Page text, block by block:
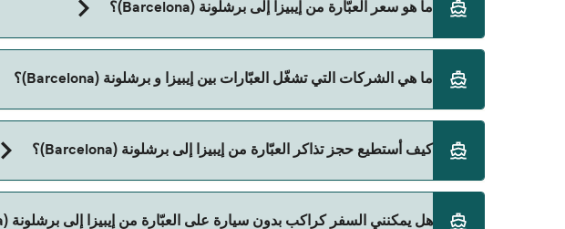
باستخدام Direct Ferries Deal Finder.
ما هو سعر العبّارة من إيبيزا إلى برشلونة (Barcelona)؟
ما هي الشركات التي تشغّل العبّارات بين إيبيزا و برشلونة (Barcelona)؟
كيف أستطيع حجز تذاكر العبّارة من إيبيزا إلى برشلونة (Barcelona)؟
هل يمكنني السفر كراكب بدون سيارة على العبّارة من إيبيزا إلى برشلونة (Barcelona)؟